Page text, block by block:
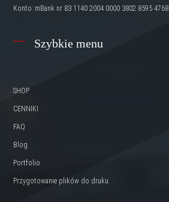
Konto: mBank nr 83 1140 2004 0000 3802 8595 4768
Szybkie menu
SHOP
CENNIKI
FAQ
Blog
Portfolio
Przygotowanie plików do druku